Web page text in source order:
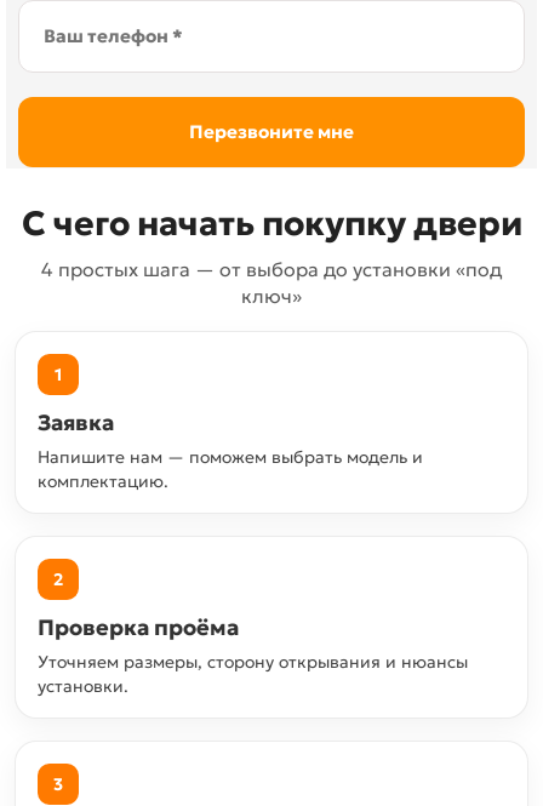
С чего начать покупку двери
4 простых шага — от выбора до установки «под
ключ»
1
Заявка
Напишите нам — поможем выбрать модель и
комплектацию.
2
Проверка проёма
Уточняем размеры, сторону открывания и нюансы
установки.
3